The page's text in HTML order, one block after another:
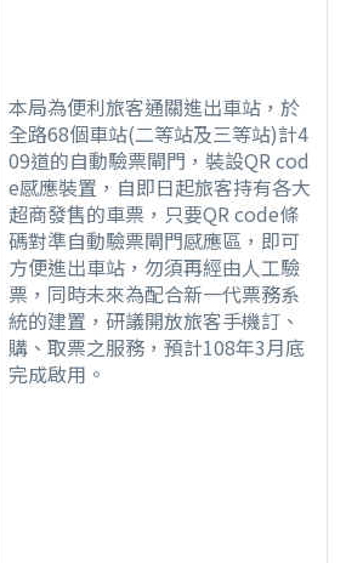
本局為便利旅客通關進出車站，於
全路68個車站(二等站及三等站)計4
09道的自動驗票閘門，裝設QR cod
e感應裝置，自即日起旅客持有各大
超商發售的車票，只要QR code條
碼對準自動驗票閘門感應區，即可
方便進出車站，勿須再經由人工驗
票，同時未來為配合新一代票務系
統的建置，研議開放旅客手機訂、
購、取票之服務，預計108年3月底
完成啟用。